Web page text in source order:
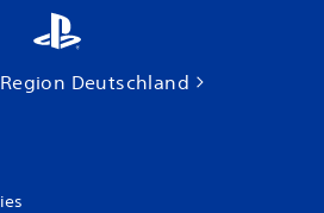
Deutschland